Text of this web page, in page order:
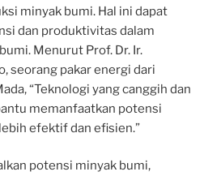
minyak bumi. Hal ini dapat
dan produktivitas dalam
Menurut Prof. Dr. Ir.
seorang pakar energi dari
“Teknologi yang canggih dan
memanfaatkan potensi
efektif dan efisien.”
potensi minyak bumi,